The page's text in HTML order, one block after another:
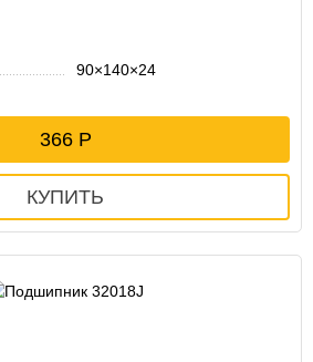
90×140×24
366